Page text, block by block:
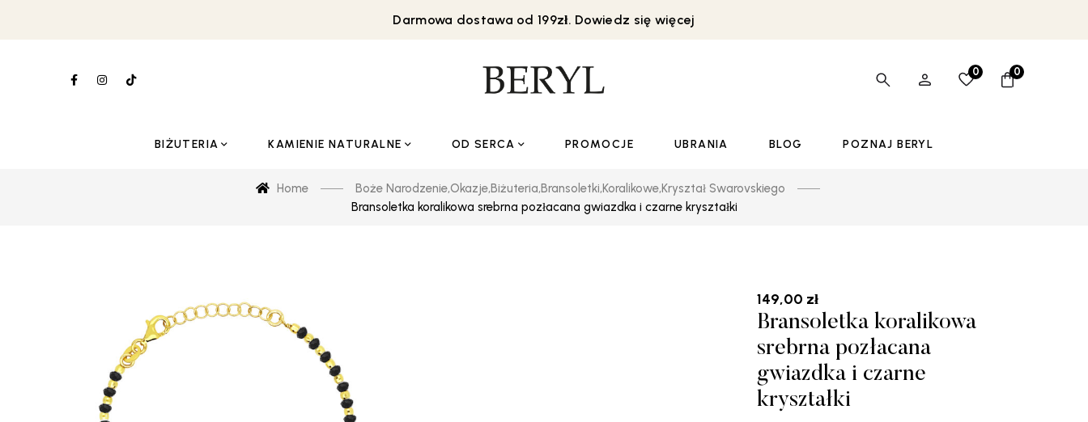
Darmowa dostawa od 199zł. Dowiedz się więcej
0 0
BIŻUTERIA KAMIENIE NATURALNE OD SERCA PROMOCJE UBRANIA BLOG POZNAJ BERYL
Home Boże Narodzenie,Okazje,Biżuteria,Bransoletki,Koralikowe,Kryształ Swarovskiego
Bransoletka koralikowa srebrna pozłacana gwiazdka i czarne kryształki
149,00 zł
Bransoletka koralikowa
srebrna pozłacana
gwiazdka i czarne
kryształki